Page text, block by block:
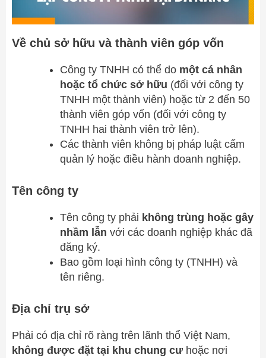
Về chủ sở hữu và thành viên góp vốn
Công ty TNHH có thể do một cá nhân
hoặc tổ chức sở hữu (đối với công ty
TNHH một thành viên) hoặc từ 2 đến 50
thành viên góp vốn (đối với công ty
TNHH hai thành viên trở lên).
Các thành viên không bị pháp luật cấm
quản lý hoặc điều hành doanh nghiệp.
Tên công ty
Tên công ty phải không trùng hoặc gây
nhầm lẫn với các doanh nghiệp khác đã
đăng ký.
Bao gồm loại hình công ty (TNHH) và
tên riêng.
Địa chỉ trụ sở
Phải có địa chỉ rõ ràng trên lãnh thổ Việt Nam,
không được đặt tại khu chung cưhoặc nơi